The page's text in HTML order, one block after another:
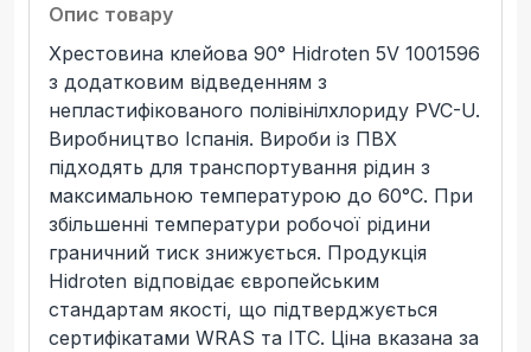
Опис товару
Хрестовина клейова 90° Hidroten 5V 1001596
з додатковим відведенням з
непластифікованого полівінілхлориду PVC-U.
Виробництво Іспанія. Вироби із ПВХ
підходять для транспортування рідин з
максимальною температурою до 60°C. При
збільшенні температури робочої рідини
граничний тиск знижується. Продукція
Hidroten відповідає європейським
стандартам якості, що підтверджується
сертифікатами WRAS та ITC. Ціна вказана за